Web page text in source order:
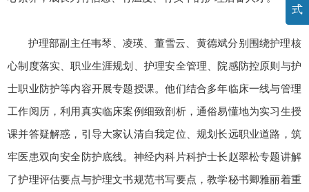
式
护理部副主任韦琴、凌瑛、董雪云、黄德斌分别围绕护理核
心制度落实、职业生涯规划、护理安全管理、院感防控原则与护
士职业防护等内容开展专题授课。他们结合多年临床一线与管理
工作阅历，利用真实临床案例细致剖析，通俗易懂地为实习生授
课并答疑解惑，引导大家认清自我定位、规划长远职业道路，筑
牢医患双向安全防护底线。神经内科片科护士长赵翠松专题讲解
了护理评估要点与护理文书规范书写要点，教学秘书卿雅丽着重